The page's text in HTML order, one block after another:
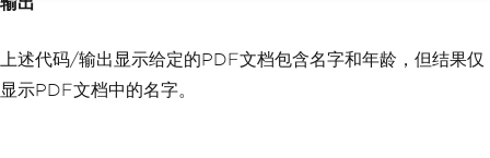
上述代码/输出显示给定的PDF文档包含名字和年龄，但结果仅
显示PDF文档中的名字。